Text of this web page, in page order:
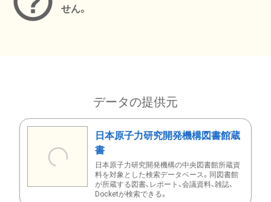
せん。
データの提供元
日本原子力研究開発機構図書館蔵
書
日本原子力研究開発機構の中央図書館所蔵資
料を対象とした検索データベース。同図書館
が所蔵する図書、レポート、会議資料、雑誌、
Docketが検索できる。